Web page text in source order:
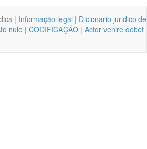
| Informação legal | Dicionario juridico de
nulo | CODIFICAÇÃO | Actor venire debet